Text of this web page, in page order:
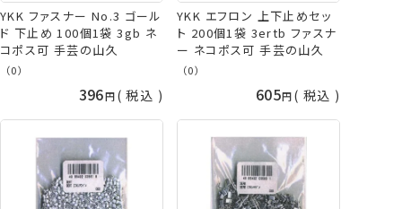
YKK ファスナー No.3 ゴール
ド 下止め 100個1袋 3gb ネ
コポス可 手芸の山久
（0）
396 税込
YKK エフロン 上下止めセッ
ト 200個1袋 3ertb ファスナ
ー ネコポス可 手芸の山久
（0）
605 税込